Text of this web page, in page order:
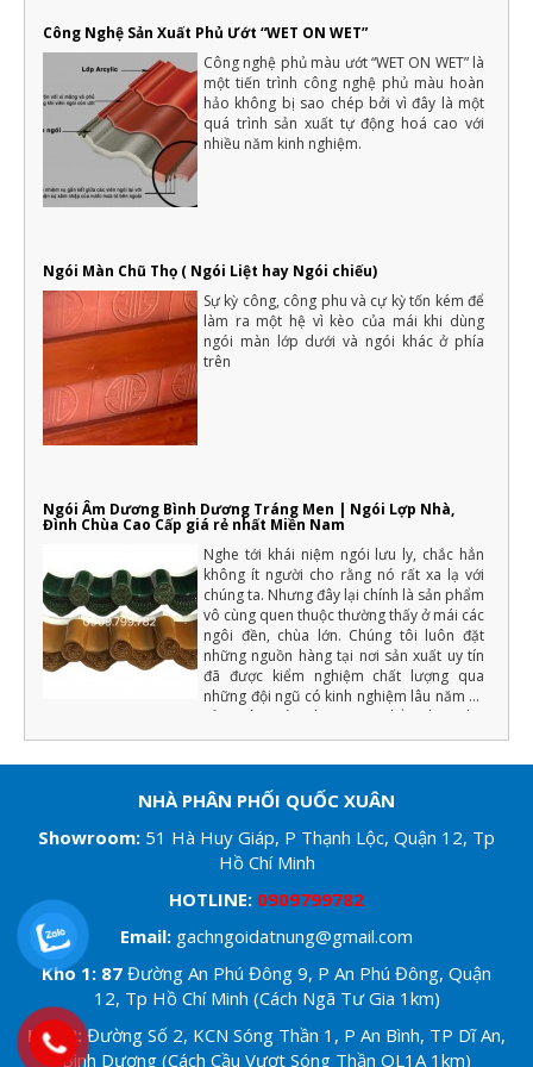
Công Nghệ Sản Xuất Phủ Ướt “WET ON WET”
Công nghệ phủ màu ướt “WET ON WET” là
một tiến trình công nghệ phủ màu hoàn
hảo không bị sao chép bởi vì đây là một
quá trình sản xuất tự động hoá cao với
nhiều năm kinh nghiệm.
Ngói Màn Chũ Thọ ( Ngói Liệt hay Ngói chiếu)
Sự kỳ công, công phu và cự kỳ tốn kém để
làm ra một hệ vì kèo của mái khi dùng
ngói màn lớp dưới và ngói khác ở phía
trên
Ngói Âm Dương Bình Dương Tráng Men | Ngói Lợp Nhà,
Đình Chùa Cao Cấp giá rẻ nhất Miền Nam
Nghe tới khái niệm ngói lưu ly, chắc hẳn
không ít người cho rằng nó rất xa lạ với
chúng ta. Nhưng đây lại chính là sản phẩm
vô cùng quen thuộc thường thấy ở mái các
ngôi đền, chùa lớn. Chúng tôi luôn đặt
những nguồn hàng tại nơi sản xuất uy tín
đã được kiểm nghiệm chất lượng qua
những đội ngũ có kinh nghiệm lâu năm về
sản xuât ngói tráng men (Chẳng hạn như
màu men phải đồng đều, chất lượng cốt
tố trên chúng tôi mới xuất hàng.
NHÀ PHÂN PHỐI QUỐC XUÂN
Showroom: 51 Hà Huy Giáp, P Thạnh Lộc, Quận 12, Tp
Hồ Chí Minh
HOTLINE: 0909799782
Email: gachngoidatnung@gmail.com
Kho 1: 87 Đường An Phú Đông 9, P An Phú Đông, Quận
12, Tp Hồ Chí Minh (Cách Ngã Tư Gia 1km)
Kho 2:Đường Số 2, KCN Sóng Thần 1, P An Bình, TP Dĩ An,
Bình Dương (Cách Cầu Vượt Sóng Thần QL1A 1km)